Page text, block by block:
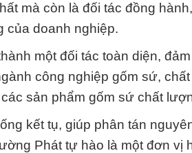
mà còn là đối tác đồng
của doanh nghiệp.
một đối tác toàn diện,
công nghiệp gốm sứ,
sản phẩm gốm sứ chất
kết tụ, giúp phân tán
Phát tự hào là một đơn vị